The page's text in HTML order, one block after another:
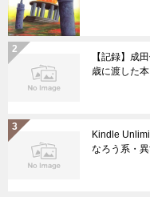
【記録】成
歳に渡した本
Kindle
なろう系・